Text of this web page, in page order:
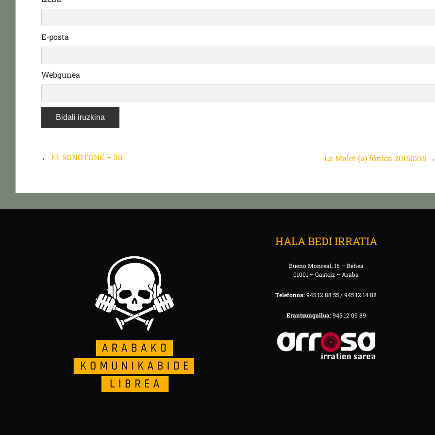
E-posta
Webgunea
←EL SONOTONE – 30 La Malet (a) fónica 20150215
HALA BEDI IRRATIA
Bueno Monreal, 16 – Behea
01001 – Gasteiz – Araba
Telefonoa:945 12 88 55 / 945 12 14 88
Erantzungailua:945 12 09 89